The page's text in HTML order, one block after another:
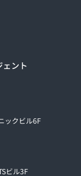
ント
ックビル6F
ビル3F